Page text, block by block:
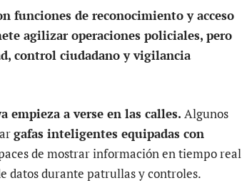
funciones de reconocimiento y acceso
agilizar operaciones policiales, pero
control ciudadano y vigilancia
empieza a verse en las calles. Algunos
gafas inteligentes equipadas con
de mostrar información en tiempo real
datos durante patrullas y controles.